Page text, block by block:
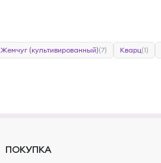
Жемчуг (культивированный)(7) Кварц(1)
ПОКУПКА